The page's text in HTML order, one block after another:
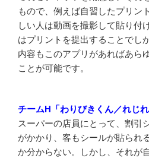
もので、例えば自習したプリン
しい人は動画を撮影して貼り付
はプリントを提出することでし
内容もこのアプリがあればあら
ことが可能です。
チームH「わりびきくん／れじれ
スーパーの店員にとって、割引
がかかり、客もシールが貼られ
か分からない。しかし、それが